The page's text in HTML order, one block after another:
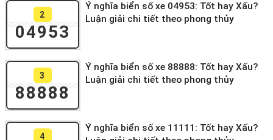
2
04953
Ý nghĩa biển số xe 04953: Tốt hay Xấu?
Luận giải chi tiết theo phong thủy
3
88888
Ý nghĩa biển số xe 88888: Tốt hay Xấu?
Luận giải chi tiết theo phong thủy
4
Ý nghĩa biển số xe 11111: Tốt hay Xấu?